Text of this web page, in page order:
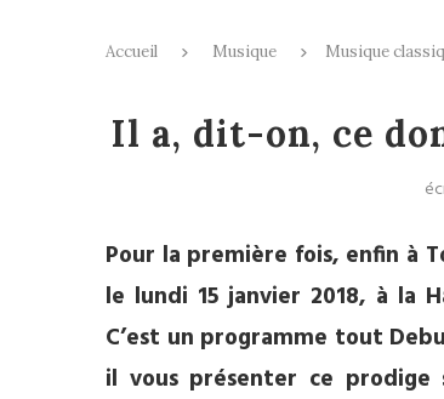
Accueil Musique Musique
Il a, dit-on, ce
Pour la première fois, enfin à
le lundi 15 janvier 2018, à la
C’est un programme tout
il vous présenter ce prodige